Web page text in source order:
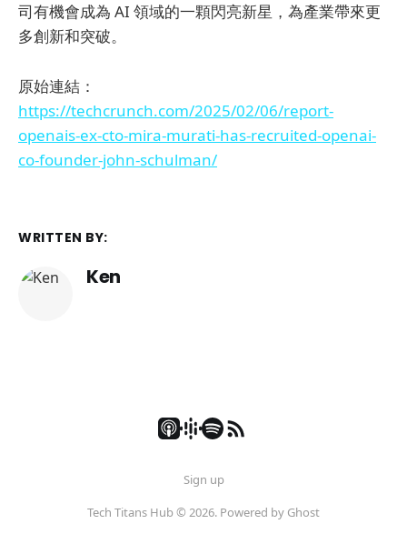
司有機會成為 AI 領域的一顆閃亮新星，為產業帶來更
多創新和突破。
原始連結：
https://techcrunch.com/2025/02/06/report-
openais-ex-cto-mira-murati-has-recruited-openai-
co-founder-john-schulman/
WRITTEN BY:
Ken
Sign up
Tech Titans Hub © 2026. Powered by Ghost